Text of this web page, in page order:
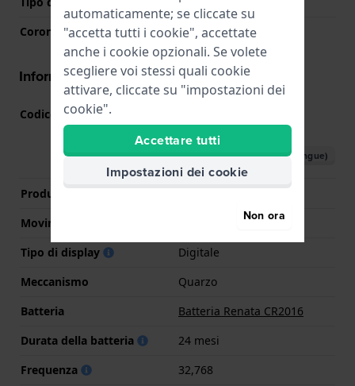
Corona
N/D
Informazioni del movimento
Codice Movimento
Scarica il manuale (multilingue)
Produttore Movimento
Movimento svizzero
Tipo di display
Digitale
Meccanismo
Quarzo
Batteria
Batteria Renata CR2016
Durata della batteria
24 mesi
Frequenza
32,768
automaticamente; se cliccate su
"accetta tutti i cookie", accettate
anche i cookie opzionali. Se volete
scegliere voi stessi quali cookie
attivare, cliccate su "impostazioni dei
cookie".
Accettare tutti
Impostazioni dei cookie
Non ora